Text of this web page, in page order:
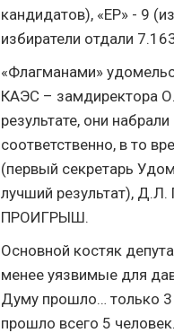
кандидатов), «ЕР» - 9
избиратели отдали
«Флагманами»
КАЭС – замдиректора
результате, они
соответственно, в то
(первый секретарь
лучший результат),
ПРОИГРЫШ.
Основной костяк
менее уязвимые для
Думу прошло… только
прошло всего 5 человек.